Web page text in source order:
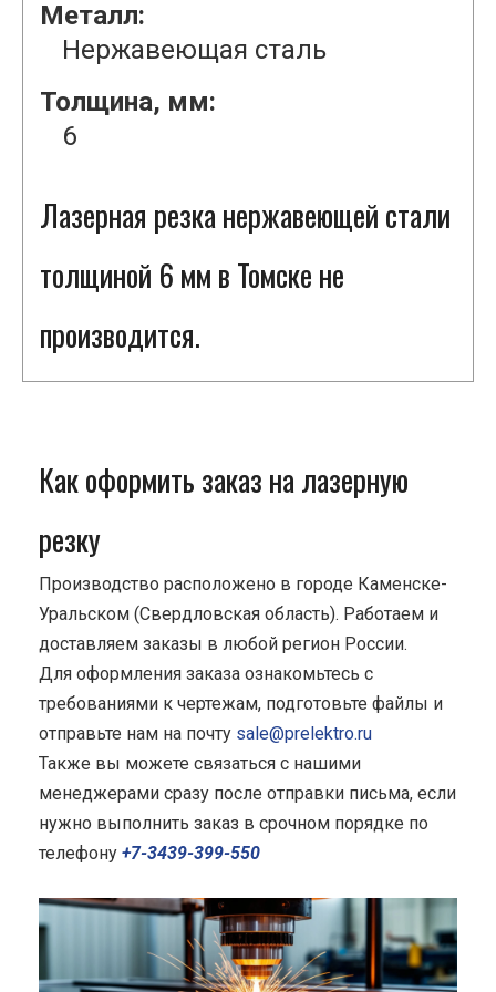
Металл:
Нержавеющая сталь
Толщина, мм:
6
Лазерная резка нержавеющей стали
толщиной 6 мм в Томске не
производится.
Как оформить заказ на лазерную
резку
Производство расположено в городе Каменске-
Уральском (Свердловская область). Работаем и
доставляем заказы в любой регион России.
Для оформления заказа ознакомьтесь с
требованиями к чертежам, подготовьте файлы и
отправьте нам на почту sale@prelektro.ru
Также вы можете связаться с нашими
менеджерами сразу после отправки письма, если
нужно выполнить заказ в срочном порядке по
телефону +7-3439-399-550